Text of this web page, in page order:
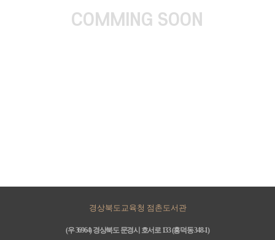
COMMING SOON
경상북도교육청 점촌도서관
(우 36964) 경상북도 문경시 호서로 133 (흥덕동 348-1)